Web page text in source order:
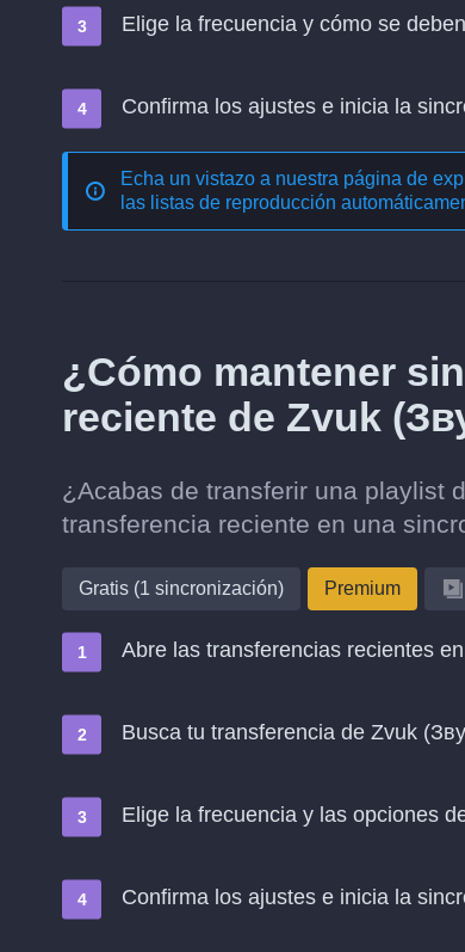
Elige la frecuencia y cómo se
Confirma los ajustes e inicia la
Echa un vistazo a nuestra página de
las listas de reproducción
¿Cómo mantener
reciente de Zvuk
¿Acabas de transferir una playlist
transferencia reciente en una
Gratis (1 sincronización) Premium
Abre las transferencias recientes
Busca tu transferencia de Zvuk
Elige la frecuencia y las opciones
Confirma los ajustes e inicia la